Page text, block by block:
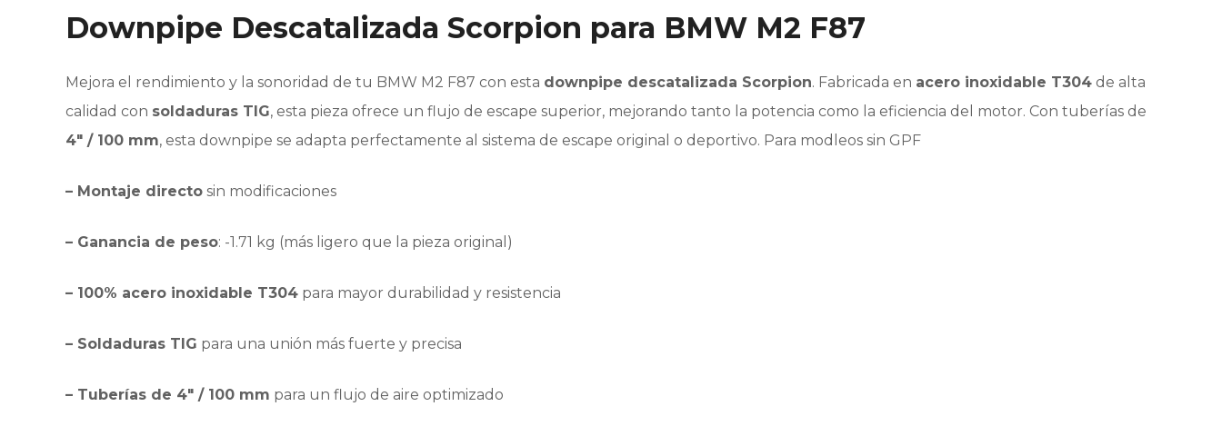
Downpipe Descatalizada Scorpion para BMW M2 F87
Mejora el rendimiento y la sonoridad de tu BMW M2 F87 con esta downpipe descatalizada Scorpion. Fabricada en acero inoxidable T304 de alta
calidad con soldaduras TIG, esta pieza ofrece un flujo de escape superior, mejorando tanto la potencia como la eficiencia del motor. Con tuberías de
4″ / 100 mm, esta downpipe se adapta perfectamente al sistema de escape original o deportivo. Para modleos sin GPF
– Montaje directo sin modificaciones
– Ganancia de peso: -1.71 kg (más ligero que la pieza original)
– 100% acero inoxidable T304 para mayor durabilidad y resistencia
– Soldaduras TIG para una unión más fuerte y precisa
– Tuberías de 4″ / 100 mm para un flujo de aire optimizado